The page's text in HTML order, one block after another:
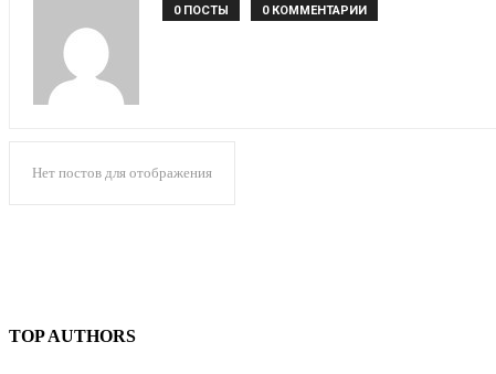
0 ПОСТЫ 0 КОММЕНТАРИИ
Нет постов для отображения
TOP AUTHORS